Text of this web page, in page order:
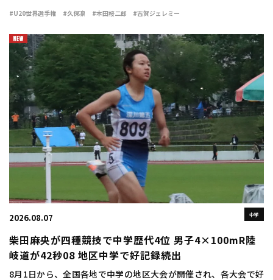
（早大）が7分48秒49で銅メダルを獲得した。 広告の下にコンテ
#U20世界選手権 #久保凛 #本田桜二郎 #古賀ジェレミー
中学
2026.08.07
柴田麻央が四種競技で中学歴代4位 男子4×100mR陸
岐道が42秒08 地区中学で好記録続出
8月1日から、全国各地で中学の地区大会が開催され、各大会で好